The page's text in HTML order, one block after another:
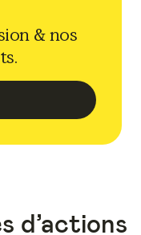
& nos
d’actions